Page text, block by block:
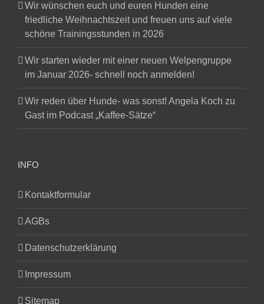
Wir wünschen euch und euren Hunden eine
friedliche Weihnachtszeit und freuen uns auf viele
schöne Trainingsstunden in 2026
Wir starten wieder mit einer neuen Welpengruppe
im Januar 2026- schnell noch anmelden!
Wir reden über Hunde- was sonst! Angela Koch zu
Gast im Podcast „Kaffee-Sätze“
INFO
Kontaktformular
AGBs
Datenschutzerklärung
Impressum
Sitemap